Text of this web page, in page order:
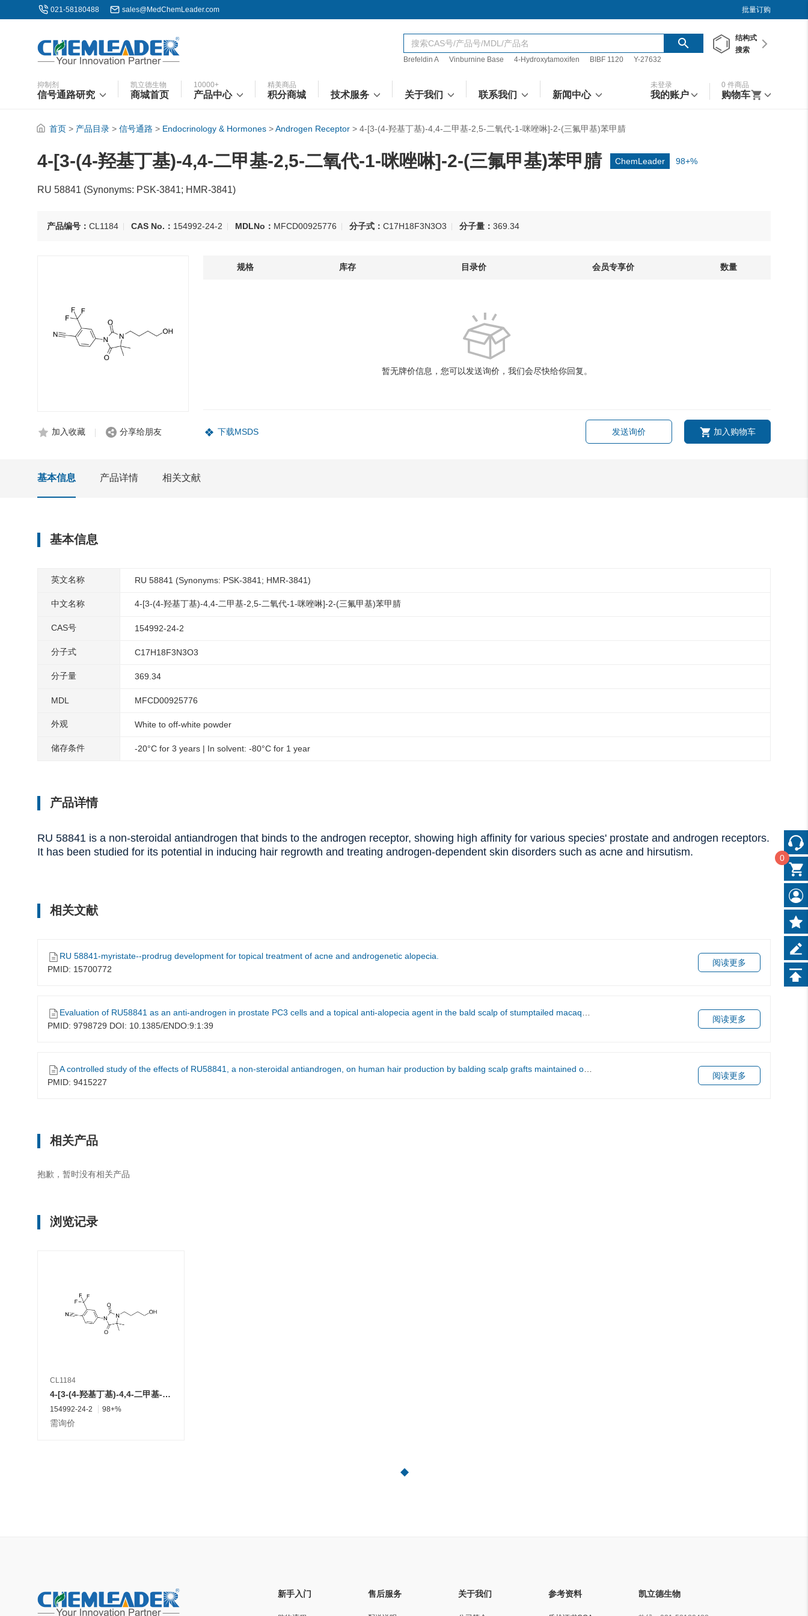
021-58180488 sales@MedChemLeader.com 批量订购
结构式
搜索
Brefeldin A
Vinburnine Base 4-Hydroxytamoxifen BIBF 1120 Y-27632
抑制剂
信号通路研究
凯立德生物
商城首页
10000+
产品中心
精美商品
积分商城 技术服务 关于我们 联系我们 新闻中心
未登录
我的账户
0 件商品
购物车
首页 > 产品目录 > 信号通路 > Endocrinology & Hormones >Androgen Receptor > 4-[3-(4-羟基丁基)-4,4-二甲基-2,5-二氧代-1-咪唑啉]-2-(三氟甲基)苯甲腈
4-[3-(4-羟基丁基)-4,4-二甲基-2,5-二氧代-1-咪唑啉]-2-(三氟甲基)苯甲腈 ChemLeader 98+%
RU 58841 (Synonyms: PSK-3841; HMR-3841)
产品编号： CL1184 CAS No.： 154992-24-2 MDLNo： MFCD00925776 分子式： C17H18F3N3O3 分子量： 369.34
加入收藏 分享给朋友
规格 库存 目录价 会员专享价 数量
暂无牌价信息，您可以发送询价，我们会尽快给你回复。
下载MSDS 发送询价 加入购物车
基本信息 产品详情 相关文献
基本信息
英文名称 RU 58841 (Synonyms: PSK-3841; HMR-3841)
中文名称 4-[3-(4-羟基丁基)-4,4-二甲基-2,5-二氧代-1-咪唑啉]-2-(三氟甲基)苯甲腈
CAS号 154992-24-2
分子式 C17H18F3N3O3
分子量 369.34
MDL MFCD00925776
外观 White to off-white powder
储存条件 -20°C for 3 years | In solvent: -80°C for 1 year
产品详情
RU 58841 is a non-steroidal antiandrogen that binds to the androgen receptor, showing high affinity for various species' prostate and androgen receptors.
It has been studied for its potential in inducing hair regrowth and treating androgen-dependent skin disorders such as acne and hirsutism.
相关文献
RU 58841-myristate--prodrug development for topical treatment of acne and androgenetic alopecia.
PMID: 15700772
阅读更多
Evaluation of RU58841 as an anti-androgen in prostate PC3 cells and a topical anti-alopecia agent in the bald scalp of stumptailed macaques.
PMID: 9798729 DOI: 10.1385/ENDO:9:1:39
阅读更多
A controlled study of the effects of RU58841, a non-steroidal antiandrogen, on human hair production by balding scalp grafts maintained on testosterone-conditioned nude mice
PMID: 9415227
阅读更多
相关产品
抱歉，暂时没有相关产品
浏览记录
CL1184
4-[3-(4-羟基丁基)-4,4-二甲基-2,5-二氧代-1-咪唑啉]-2-(三氟甲基)苯甲腈
154992-24-2 98+%
需询价
凯立德生物
新手入门 售后服务 关于我们 参考资料
0